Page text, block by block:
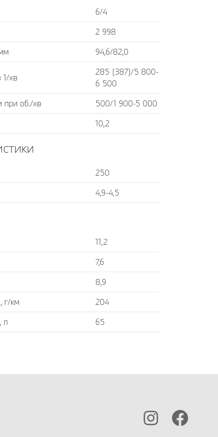
6/4
2 998
94,6/82,0
1/хв
285 (387)/5 800-
6 500
при об./хв
500/1 900-5 000
10,2
250
4,9-4,5
11,2
7,6
8,9
г/км
204
л
65